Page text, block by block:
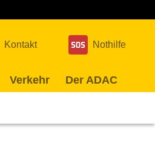
Kontakt Nothilfe
Verkehr Der ADAC